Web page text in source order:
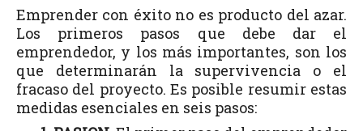
Emprender con éxito no es producto del azar.
Los primeros pasos que debe dar el
emprendedor, y los más importantes, son los
que determinarán la supervivencia o el
fracaso del proyecto. Es posible resumir estas
medidas esenciales en seis pasos: